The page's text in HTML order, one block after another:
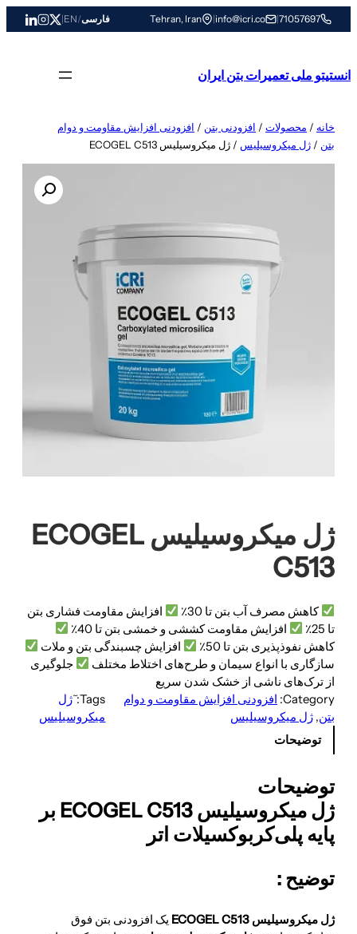
به
71057697
|
info@icri.co
|
Tehran, Iran فارسی/
EN
|
انستیتو ملی تعمیرات بتن ایران
خانه / محصولات / افزودنی بتن / افزودنی افزایش مقاومت و دوام
بتن / ژل میکروسیلیس / ژل میکروسیلیس ECOGEL C513
ژل میکروسیلیس ECOGEL
C513
کاهش مصرف آب بتن تا 30٪
افزایش مقاومت فشاری بتن
تا 25٪
افزایش مقاومت کششی و خمشی بتن تا 40٪
کاهش نفوذپذیری بتن تا 50٪
افزایش چسبندگی بتن و ملات
سازگاری با انواع سیمان و طرح‌های اختلاط مختلف
جلوگیری
از ترک‌های ناشی از خشک شدن سریع
Category: افزودنی افزایش مقاومت و دوام
بتن, ژل میکروسیلیس
Tags: ٓژل
میکروسیلیس
توضیحات
توضیحات
ژل میکروسیلیس ECOGEL C513 بر
پایه پلی‌کربوکسیلات اتر
توضیح :
ژل میکروسیلیس ECOGEL C513
یک افزودنی بتن فوق